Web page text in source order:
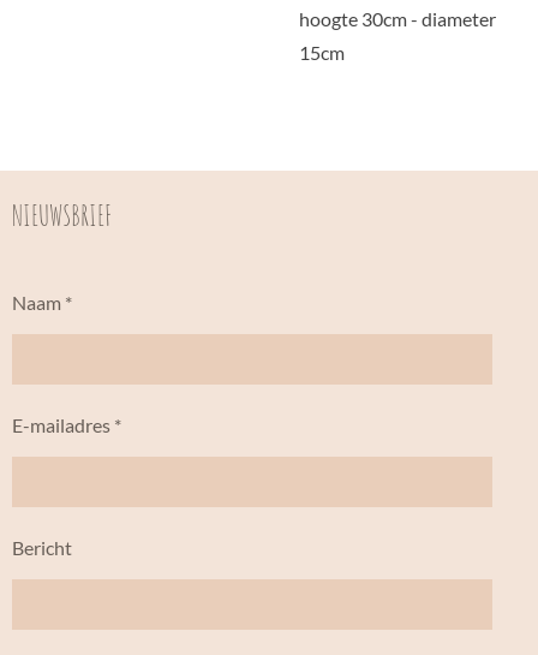
hoogte 30cm - diameter
15cm
NIEUWSBRIEF
Naam *
E-mailadres *
Bericht